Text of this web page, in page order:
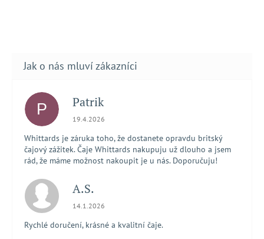
P Patrik
Hodnocení obchodu je 5 z 5 hvězdiček.
19.4.2026
Whittards je záruka toho, že dostanete opravdu britský
čajový zážitek. Čaje Whittards nakupuju už dlouho a jsem
rád, že máme možnost nakoupit je u nás. Doporučuju!
A.S.
Hodnocení obchodu je 5 z 5 hvězdiček.
14.1.2026
Rychlé doručení, krásné a kvalitní čaje.